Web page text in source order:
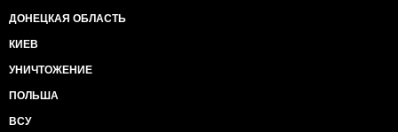
ДОНЕЦКАЯ ОБЛАСТЬ
КИЕВ
УНИЧТОЖЕНИЕ
ПОЛЬША
ВСУ